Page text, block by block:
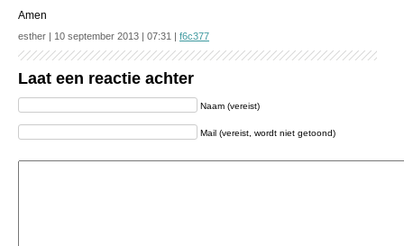
Amen
esther | 10 september 2013 | 07:31 | f6c377
Laat een reactie achter
Naam (vereist)
Mail (vereist, wordt niet getoond)